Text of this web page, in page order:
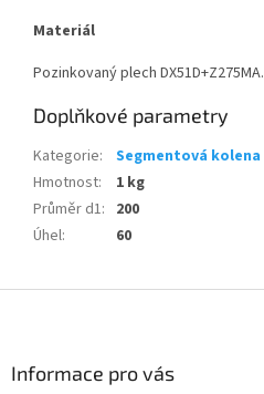
Materiál
Pozinkovaný plech DX51D+Z275MA.
Doplňkové parametry
Kategorie:
Segmentová kolena
Hmotnost:
1 kg
Průměr d1: 200
Úhel: 60
Informace pro vás